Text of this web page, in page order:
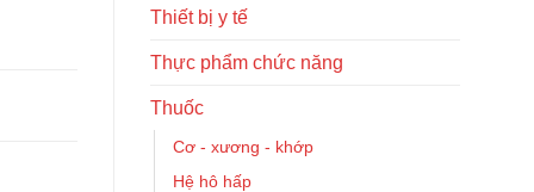
Thiết bị y tế
Thực phẩm chức năng
Thuốc
Cơ - xương - khớp
Hệ hô hấp